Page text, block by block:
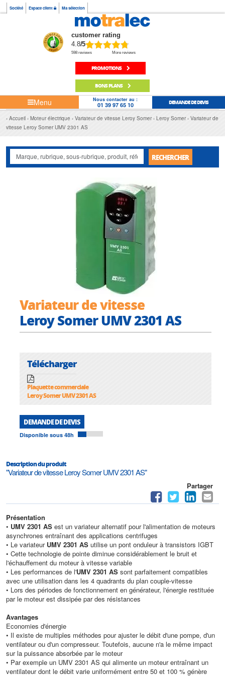
Société Espace client Ma sélection
customer rating
4.8/5
598 reviews More reviews
PROMOTIONS
BONS PLANS
Menu Nous contacter au :
01 39 97 65 10 DEMANDE DE DEVIS
Accueil Moteur électrique Variateur de vitesse Leroy Somer Leroy Somer
Variateur de
vitesse Leroy Somer UMV 2301 AS
RECHERCHER
Variateur de vitesse
Leroy Somer UMV 2301 AS
Télécharger
Plaquette commerciale
Leroy Somer UMV 2301 AS
DEMANDE DE DEVIS
Disponible sous 48h
Description du produit
"Variateur de vitesse Leroy Somer UMV 2301 AS"
Partager
Présentation
• UMV 2301 AS est un variateur alternatif pour l'alimentation de moteurs
asynchrones entraînant des applications centrifuges
• Le variateur UMV 2301 AS utilise un pont onduleur à transistors IGBT
• Cette technologie de pointe diminue considérablement le bruit et
l'échauffement du moteur à vitesse variable
• Les performances de l'UMV 2301 AS sont parfaitement compatibles
avec une utilisation dans les 4 quadrants du plan couple-vitesse
• Lors des périodes de fonctionnement en générateur, l'énergie restituée
par le moteur est dissipée par des résistances
Avantages
Economies d'énergie
• Il existe de multiples méthodes pour ajuster le débit d'une pompe, d'un
ventilateur ou d'un compresseur. Toutefois, aucune n'a le même impact
sur la puissance absorbée par le moteur
• Par exemple un UMV 2301 AS qui alimente un moteur entraînant un
ventilateur dont le débit varie uniformément entre 50 et 100 % génère